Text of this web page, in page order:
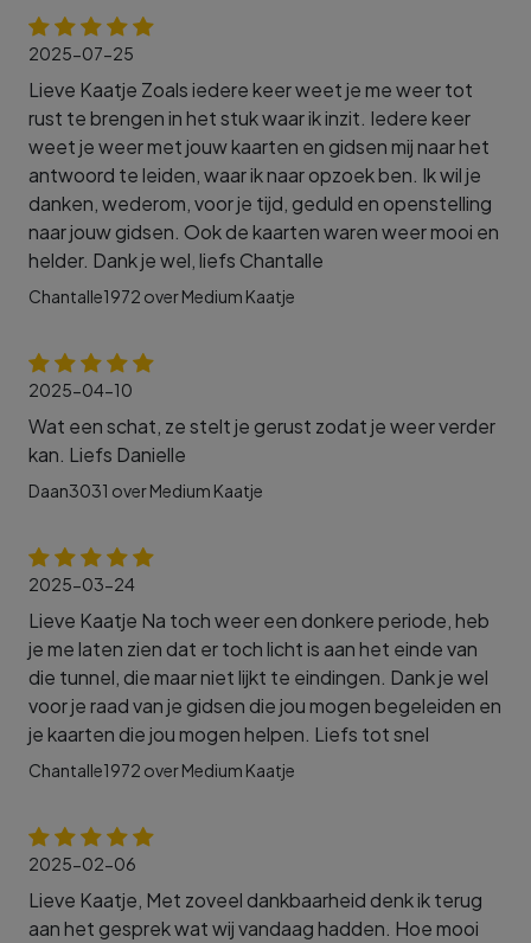
2025-07-25
Lieve Kaatje Zoals iedere keer weet je me weer tot
rust te brengen in het stuk waar ik inzit. Iedere keer
weet je weer met jouw kaarten en gidsen mij naar het
antwoord te leiden, waar ik naar opzoek ben. Ik wil je
danken, wederom, voor je tijd, geduld en openstelling
naar jouw gidsen. Ook de kaarten waren weer mooi en
helder. Dank je wel, liefs Chantalle
Chantalle1972 over Medium Kaatje
2025-04-10
Wat een schat, ze stelt je gerust zodat je weer verder
kan. Liefs Danielle
Daan3031 over Medium Kaatje
2025-03-24
Lieve Kaatje Na toch weer een donkere periode, heb
je me laten zien dat er toch licht is aan het einde van
die tunnel, die maar niet lijkt te eindingen. Dank je wel
voor je raad van je gidsen die jou mogen begeleiden en
je kaarten die jou mogen helpen. Liefs tot snel
Chantalle1972 over Medium Kaatje
2025-02-06
Lieve Kaatje, Met zoveel dankbaarheid denk ik terug
aan het gesprek wat wij vandaag hadden. Hoe mooi